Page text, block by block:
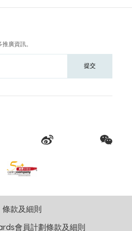
廣資訊。
提交
條款及細則
會員計劃條款及細則